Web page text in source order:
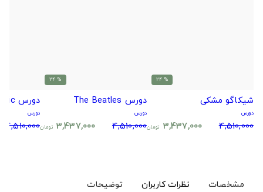
% 24
شیکاگو مشکی
دورس
4,510,000
3,437,000 تومان
% 24
دورس The Beatles
دورس
4,510,000
3,437,000 تومان
دورس national geographic
دورس
4,510,000
مشخصات نظرات کاربران توضیحات